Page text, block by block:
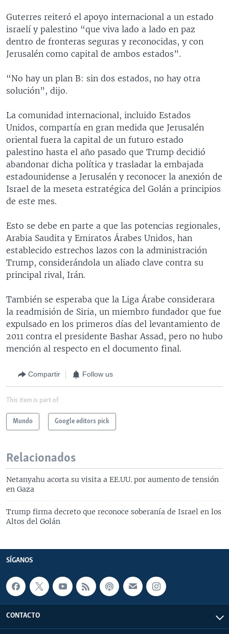
Guterres reiteró el apoyo internacional a un estado
israelí y palestino “que viva lado a lado en paz
dentro de fronteras seguras y reconocidas, y con
Jerusalén como capital de ambos estados”.
“No hay un plan B: sin dos estados, no hay otra
solución”, dijo.
La comunidad internacional, incluido Estados
Unidos, compartía en gran medida que Jerusalén
oriental fuera la capital de un futuro estado
palestino hasta el año pasado que Trump decidió
abandonar dicha política y trasladar la embajada
estadounidense a Jerusalén y reconocer la anexión de
Israel de la meseta estratégica del Golán a principios
de este mes.
Esto se debe en parte a que las potencias regionales,
Arabia Saudita y Emiratos Árabes Unidos, han
establecido estrechos lazos con la administración
Trump, considerándola un aliado clave contra su
principal rival, Irán.
También se esperaba que la Liga Árabe considerara
la readmisión de Siria, un miembro fundador que fue
expulsado en los primeros días del levantamiento de
2011 contra el presidente Bashar Assad, pero no hubo
mención al respecto en el documento final.
Compartir Follow us
This item is part of
Mundo Google editors pick
Relacionados
Netanyahu acorta su visita a EE.UU. por aumento de tensión
en Gaza
Trump firma decreto que reconoce soberanía de Israel en los
Altos del Golán
SÍGANOS
CONTACTO